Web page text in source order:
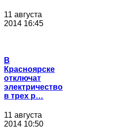
11 августа
2014 16:45
В
Красноярске
отключат
электричество
в трех р…
11 августа
2014 10:50